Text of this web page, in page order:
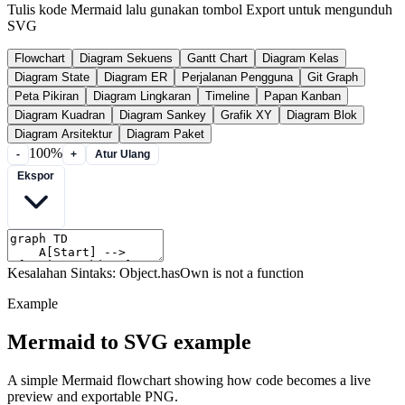
Tulis kode Mermaid lalu gunakan tombol Export untuk mengunduh
SVG
Flowchart Diagram Sekuens Gantt Chart
Diagram Kelas
Diagram State
Diagram ER Perjalanan Pengguna
Git Graph
Peta Pikiran
Diagram Lingkaran Timeline
Papan Kanban
Diagram Kuadran
Diagram Sankey Grafik XY
Diagram Blok
Diagram Arsitektur
Diagram Paket
- 100% +
Atur Ulang
Kesalahan Sintaks: Object.hasOwn is not a function
Example
Mermaid to SVG example
A simple Mermaid flowchart showing how code becomes a live
preview and exportable PNG.